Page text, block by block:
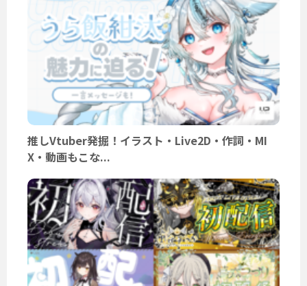
推しVtuber発掘！イラスト・Live2D・作詞・MI
X・動画もこな...